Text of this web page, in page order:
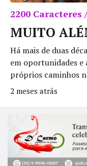
2200 Caracteres
MUITO
Há mais de duas
em oportunidades e
próprios caminhos
2 meses atrás